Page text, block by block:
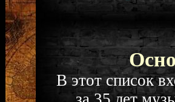
В этот список